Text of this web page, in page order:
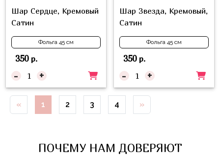
Шар Сердце, Кремовый
Сатин
Фольга 45 см
350р.
- +
Шар Звезда, Кремовый,
Сатин
Фольга 45 см
350р.
- +
« 1 2 3 4 »
ПОЧЕМУ НАМ ДОВЕРЯЮТ
Куклы
ЛОЛ
Него
Мишка
Тедди